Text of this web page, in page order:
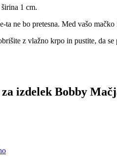
1 cm.
ne bo pretesna. Med vašo
z vlažno krpo in pustite, da se
izdelek Bobby